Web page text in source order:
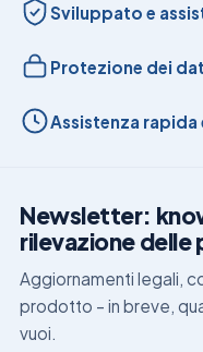
Sviluppato e
Protezione dei
Assistenza rapida
Newsletter:
rilevazione delle
Aggiornamenti legali,
prodotto – in breve,
vuoi.